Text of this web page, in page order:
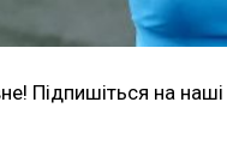
Підпишіться на